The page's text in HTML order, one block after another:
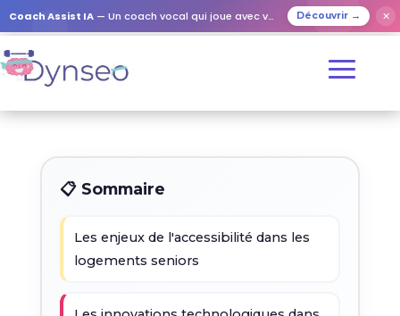
Coach Assist IA — Un coach vocal qui joue avec vos proches Découvrir → ✕
📋 Sommaire
Les enjeux de l'accessibilité dans les
logements seniors